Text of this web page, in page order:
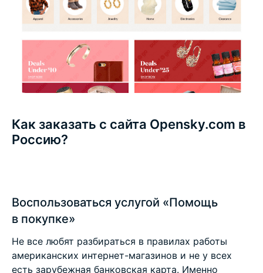
Как заказать с сайта Opensky.com в
Россию?
Воспользоваться услугой «Помощь
в покупке»
Не все любят разбираться в правилах работы
американских интернет-магазинов и не у всех
есть зарубежная банковская карта. Именно